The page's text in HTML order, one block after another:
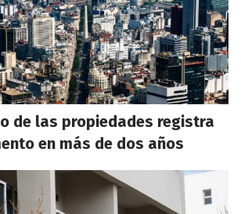
de las propiedades registra
en más de dos años